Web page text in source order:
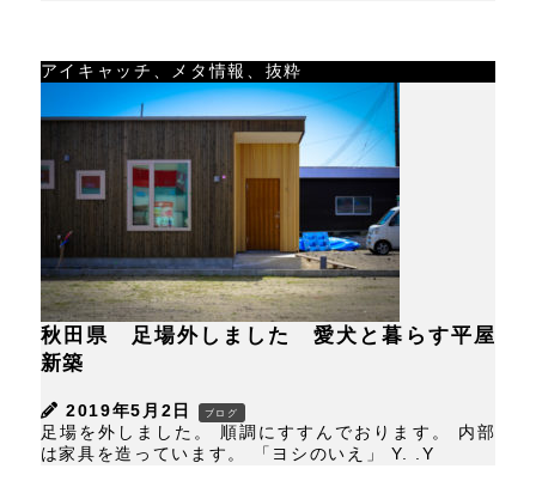
アイキャッチ、メタ情報、抜粋
秋田県 足場外しました 愛犬と暮らす平屋
新築
2019年5月2日 ブログ
足場を外しました。 順調にすすんでおります。 内部
は家具を造っています。 「ヨシのいえ」 Y. .Y